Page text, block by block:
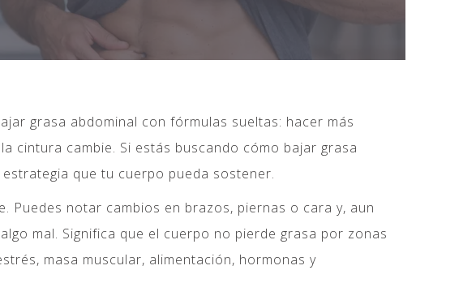
grasa abdominal con fórmulas sueltas: hacer más
cintura cambie. Si estás buscando cómo bajar grasa
que tu cuerpo pueda sostener.
Puedes notar cambios en brazos, piernas o cara y, aun
mal. Significa que el cuerpo no pierde grasa por zonas
masa muscular, alimentación, hormonas y